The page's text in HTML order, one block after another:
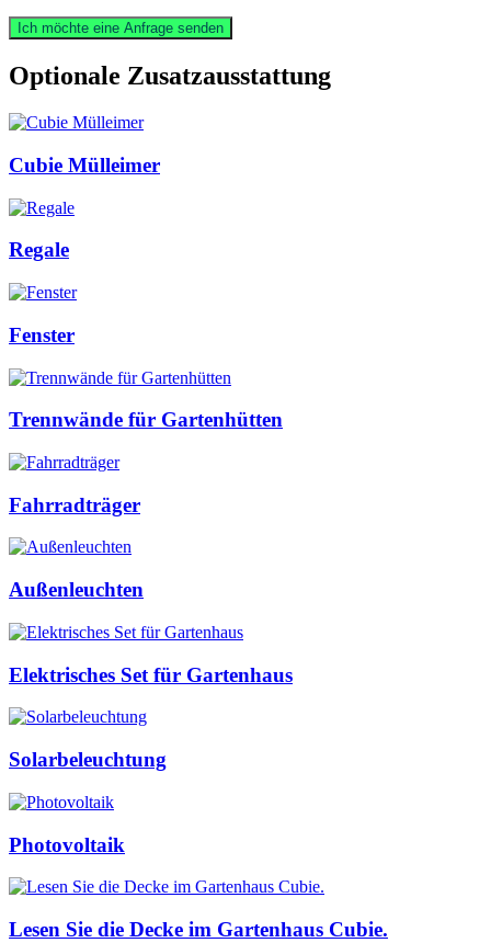
Ich möchte eine Anfrage senden
Optionale Zusatzausstattung
Cubie Mülleimer
Regale
Fenster
Trennwände für Gartenhütten
Fahrradträger
Außenleuchten
Elektrisches Set für Gartenhaus
Solarbeleuchtung
Photovoltaik
Lesen Sie die Decke im Gartenhaus Cubie.